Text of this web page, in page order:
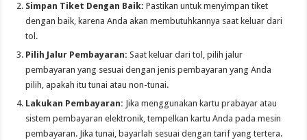
Simpan Tiket Dengan Baik: Pastikan untuk menyimpan tiket
dengan baik, karena Anda akan membutuhkannya saat keluar dari
tol.
Pilih Jalur Pembayaran: Saat keluar dari tol, pilih jalur
pembayaran yang sesuai dengan jenis pembayaran yang Anda
pilih, apakah itu tunai atau non-tunai.
Lakukan Pembayaran: Jika menggunakan kartu prabayar atau
sistem pembayaran elektronik, tempelkan kartu Anda pada mesin
pembayaran. Jika tunai, bayarlah sesuai dengan tarif yang tertera.